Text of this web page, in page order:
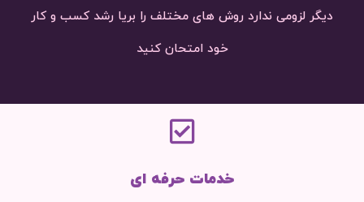
دیگر لزومی ندارد روش های مختلف را بریا رشد کسب و کار
خود امتحان کنید
خدمات حرفه ای